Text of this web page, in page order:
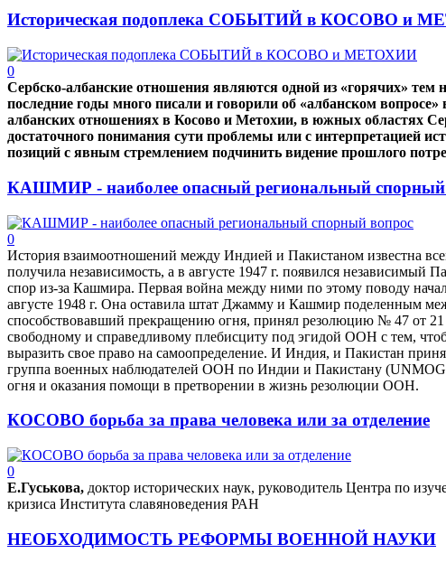
Историческая подоплека СОБЫТИЙ в КОСОВО и
0
Сербско-албанские отношения являются одной из «горячих» тем
последние годы много писали и говорили об «албанском вопросе»
албанских отношениях в Косово и Метохии, в южных областях
достаточного понимания сути проблемы или с интерпретацией
позиций с явным стремлением подчинить видение прошлого
КАШМИР - наиболее опасный региональный спорный
0
История взаимоотношений между Индией и Пакиcтаном известна
получила независимость, а в августе 1947 г. появился независимый
спор из-за Кашмира. Первая война между ними по этому поводу
августе 1948 г. Она оставила штат Джамму и Кашмир поделенным
способствовавший прекращению огня, принял резолюцию № 47 от 21
свободному и справедливому плебисциту под эгидой ООН с тем,
выразить свое право на самоопределение. И Индия, и Пакистан
группа военных наблюдателей ООН по Индии и Пакистану
огня и оказания помощи в претворении в жизнь резолюции ООН.
КОСОВО борьба за права человека или за отделение
0
Е.Гуськова, доктор исторических наук, руководитель Центра по
кризиса Института славяноведения РАН
НЕОБХОДИМОСТЬ РЕФОРМЫ ВОЕННОЙ НАУКИ